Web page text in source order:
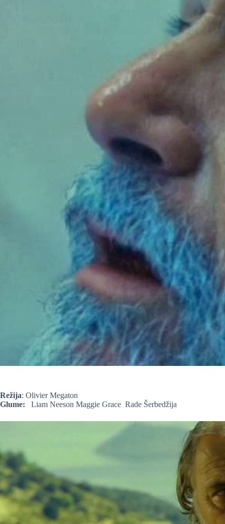
Režija: Olivier Megaton
Glume:
Liam Neeson Maggie Grace Rade Šerbedžija